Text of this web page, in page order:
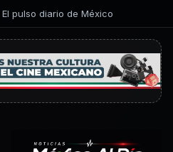
pulso diario de México